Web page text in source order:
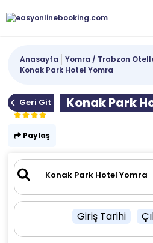
Anasayfa
Yomra / Trabzon
Konak Park Hotel Yomra
Geri Git Konak Park
Paylaş
Giriş Tarihi